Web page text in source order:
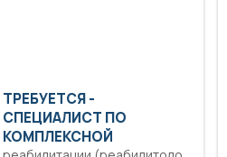
ТРЕБУЕТСЯ -
СПЕЦИАЛИСТ ПО
КОМПЛЕКСНОЙ